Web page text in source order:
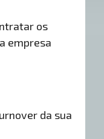
os
empresa
da sua